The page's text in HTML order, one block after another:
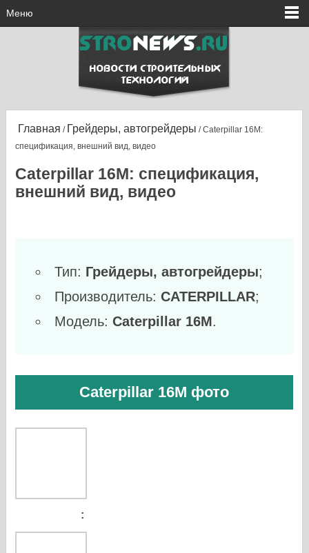
Меню
Главная / Грейдеры, автогрейдеры / Caterpillar 16M:
спецификация, внешний вид, видео
Caterpillar 16M: спецификация,
внешний вид, видео
Тип: Грейдеры, автогрейдеры;
Производитель:CATERPILLAR;
Модель:Caterpillar 16M.
Caterpillar 16M фото